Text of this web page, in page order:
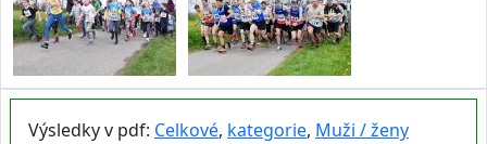
Výsledky v pdf: Celkové, kategorie, Muži / ženy